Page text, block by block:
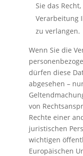
Sie das
Verarbeitung
zu verlangen.
Wenn Sie die
dürfen diese
abgesehen –
von
Rechte einer
juristischen
wichtigen
Europäischen